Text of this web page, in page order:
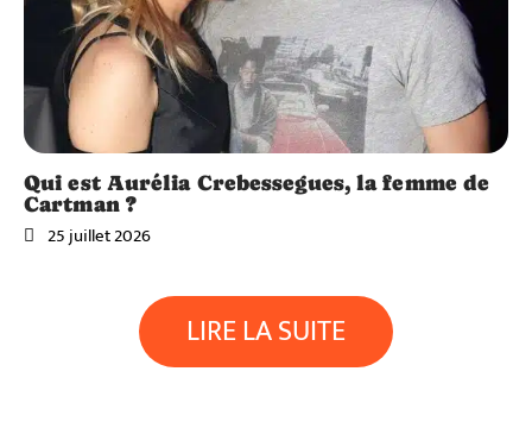
Qui est Aurélia Crebessegues, la femme de
Cartman ?
25 juillet 2026
LIRE LA SUITE